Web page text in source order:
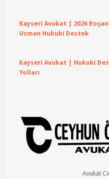
Kayseri Avukat | 2026
Uzman Hukuki Destek
Kayseri Avukat | Hukuki
Yolları
Avukat